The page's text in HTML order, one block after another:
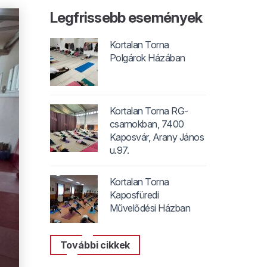
Legfrissebb események
Kortalan Torna
Polgárok Házában
Kortalan Torna RG-
csarnokban, 7400
Kaposvár, Arany János
u.97.
Kortalan Torna
Kaposfüredi
Művelődési Házban
További cikkek